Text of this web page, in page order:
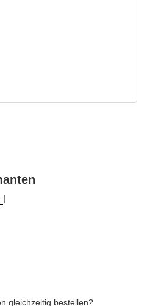
gleichzeitig bestellen?